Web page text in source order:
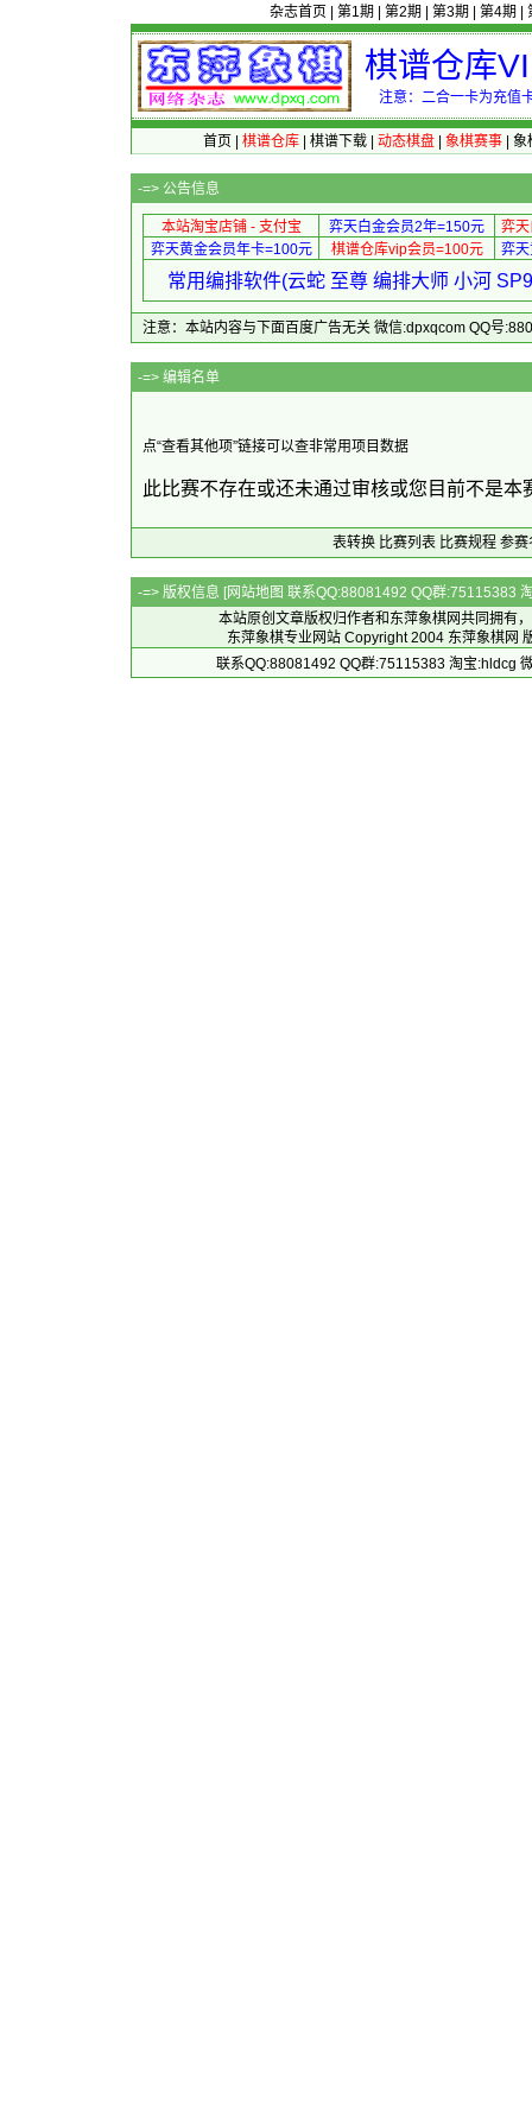
杂志首页 第1期 第2期 第3期 第4期
棋谱仓库
注意：二合一卡为充值
首页 棋谱仓库| 棋谱下载| 动态棋盘| 象棋赛事| 象
-=> 公告信息
本站淘宝店铺 - 支付宝 弈天白金会员2年=150元
弈
弈天黄金会员年卡=100元
棋谱仓库vip会员=100元 弈
常用编排软件(云蛇 至尊 编排大师 小河
注意：本站内容与下面百度广告无关 微信:dpxqcom QQ号
-=> 编
点“查看其他项”链接可以查非常用项目数据
此比赛不存在或还未通过审核或您目前不是
表转换 比赛列表 比赛规程 参赛
-=> 版权信息 [网站地图 联系QQ:88081492 QQ群:75115383
本站原创文章版权归作者和 东萍象棋网共同拥有
东萍象棋专业网站 Copyright 2004 东萍象棋网
联系QQ:88081492 QQ群:75115383 淘宝:hldcg